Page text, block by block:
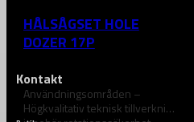
HÅLSÅGSET HOLE
DOZER 17P
Användningsområden –
Högkvalitativ teknisk tillverkning
Kontakt